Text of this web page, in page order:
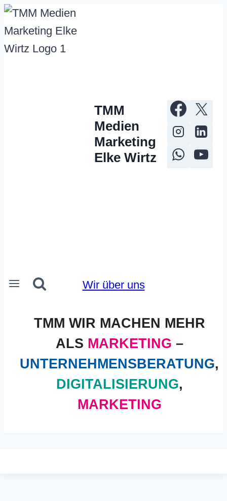
Zum
Inhalt
springen
TMM
Medien
Marketing
Elke Wirtz
Wir über uns
TMM WIR MACHEN MEHR
ALS MARKETING –
UNTERNEHMENSBERATUNG,
DIGITALISIERUNG,
MARKETING